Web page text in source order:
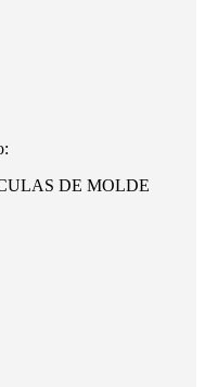
DE MOLDE